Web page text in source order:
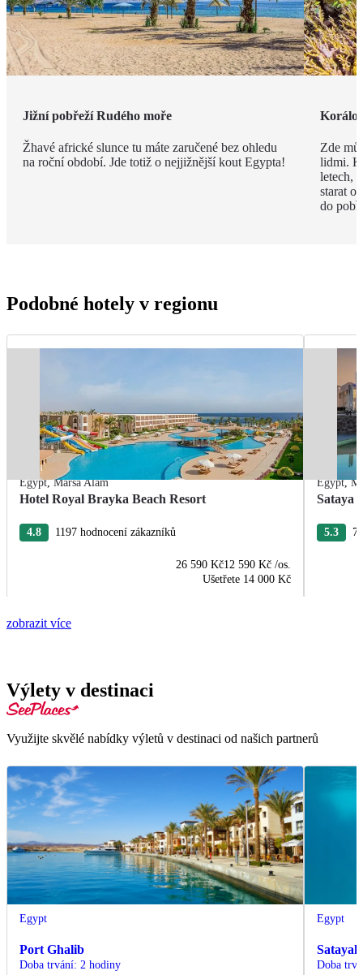
Jižní pobřeží Rudého moře
Žhavé africké slunce tu máte zaručené bez ohledu
na roční období. Jde totiž o nejjižnější kout Egypta!
Zde
lidmi. K
letech,
starat o
do
Podobné hotely v regionu
Egypt,Marsa Alam
Hotel Royal Brayka Beach Resort
4.8 1197 hodnocení zákazníků
26 590 Kč12 590 Kč /os.
Ušetřete 14 000 Kč
Egypt,
Sataya
5.3
zobrazit více
Výlety v destinaci
Využijte skvělé nabídky výletů v destinaci od našich partnerů
Egypt
Port Ghalib
Doba trvání: 2 hodiny
Egypt
Satayah
Doba